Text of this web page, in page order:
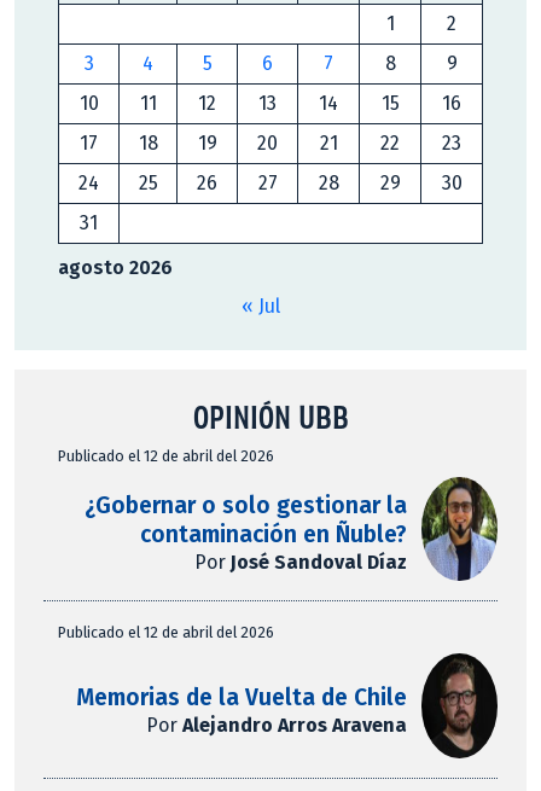
agosto 2026
1
2
3
4 5 6 7 8
9
10
11 12 13 14 15
16
17
18 19 20 21 22
23
24
25 26 27 28 29
30
31
« Jul
OPINIÓN UBB
Publicado el 12 de abril del 2026
¿Gobernar o solo gestionar la
contaminación en Ñuble?
Por José Sandoval Díaz
Publicado el 12 de abril del 2026
Memorias de la Vuelta de Chile
PorAlejandro Arros Aravena